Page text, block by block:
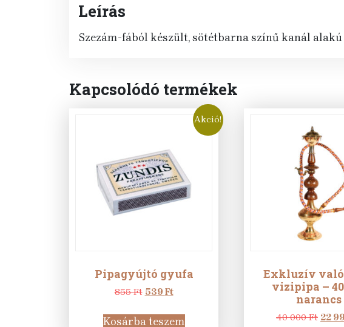
Leírás
Szezám-fából készült, sötétbarna színű kanál
Kapcsolódó termékek
Akció!
Pipagyújtó gyufa
855Ft Original
was:
539 FtCurrent
is:
Kosárba teszem
Exkluzív
vizipipa –
narancs
40 000Ft 22